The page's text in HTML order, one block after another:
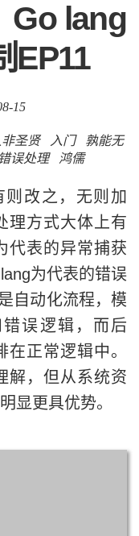
Go lang
EP11
15
非圣贤 入门
孰能无
错误处理 鸿儒
改之，无则加
理方式大体上有
代表的异常捕获
为代表的错误
自动化流程，模
误逻辑，而后
正常逻辑中。
解，但从系统资
显更具优势。